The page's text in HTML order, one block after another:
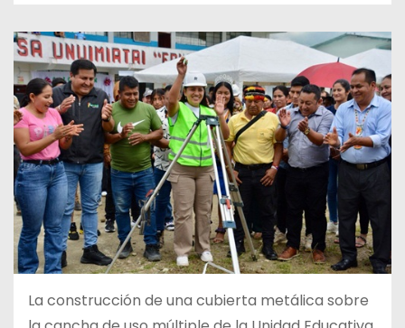
La construcción de una cubierta metálica sobre